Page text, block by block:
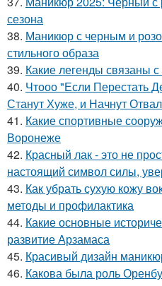
сезона
38. Маникюр с черным и
стильного образа
39. Какие легенды связаны
40. Чтооо "Если Перестать
Станут Хуже, и Начнут
41. Какие спортивные
Воронеже
42. Красный лак - это не
настоящий символ силы,
43. Как убрать сухую кожу
методы и профилактика
44. Какие основные
развитие Арзамаса
45. Красивый дизайн
46. Какова была роль